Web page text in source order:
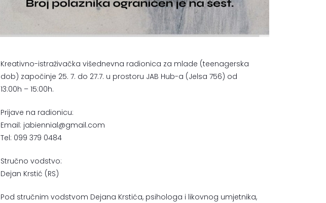
Kreativno-istraživačka višednevna radionica za mlade (teenagerska
dob) započinje 25. 7. do 27.7. u prostoru JAB Hub-a (Jelsa 756) od
13:00h – 15:00h.
Prijave na radionicu:
Email: jabiennial@gmail.com
Tel: 099 379 0484
Stručno vodstvo:
Dejan Krstić (RS)
Pod stručnim vodstvom Dejana Krstića, psihologa i likovnog umjetnika,